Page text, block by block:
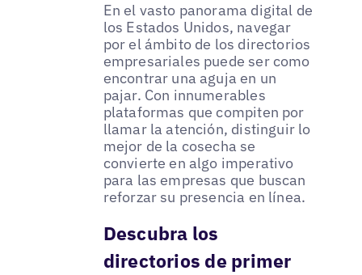
En el vasto panorama digital de
los Estados Unidos, navegar
por el ámbito de los directorios
empresariales puede ser como
encontrar una aguja en un
pajar. Con innumerables
plataformas que compiten por
llamar la atención, distinguir lo
mejor de la cosecha se
convierte en algo imperativo
para las empresas que buscan
reforzar su presencia en línea.
Descubra los
directorios de primer